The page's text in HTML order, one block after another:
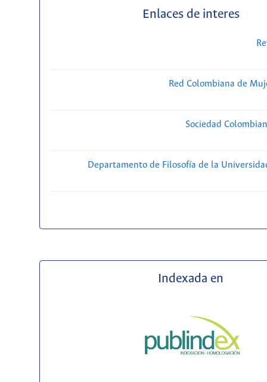
Enlaces de interes
Red Colombiana de
Sociedad
Departamento de Filosofía de la
Indexada en